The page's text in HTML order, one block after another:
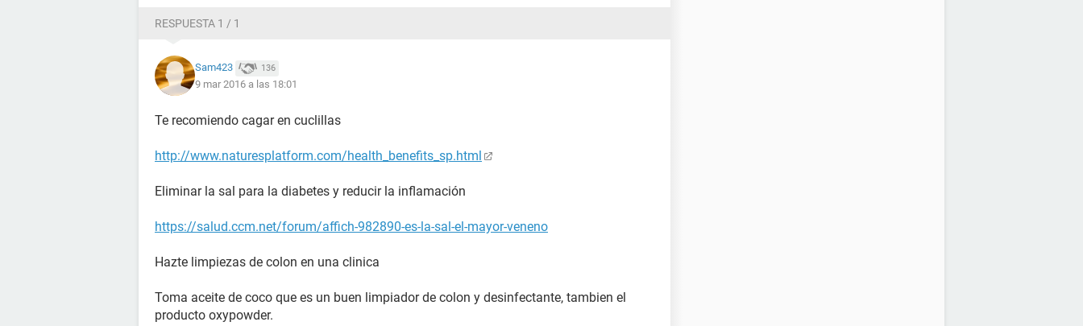
RESPUESTA 1 / 1
Sam423 136
9 mar 2016 a las 18:01
Te recomiendo cagar en cuclillas
http://www.naturesplatform.com/health_benefits_sp.html
Eliminar la sal para la diabetes y reducir la inflamación
https://salud.ccm.net/forum/affich-982890-es-la-sal-el-mayor-veneno
Hazte limpiezas de colon en una clinica
Toma aceite de coco que es un buen limpiador de colon y desinfectante, tambien el
producto oxypowder.